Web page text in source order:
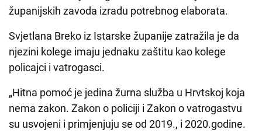
županijskih zavoda izradu potrebnog elaborata.
Svjetlana Breko iz Istarske županije zatražila je da
njezini kolege imaju jednaku zaštitu kao kolege
policajci i vatrogasci.
„Hitna pomoć je jedina žurna služba u Hrvtskoj koja
nema zakon. Zakon o policiji i Zakon o vatrogastvu
su usvojeni i primjenjuju se od 2019., i 2020.godine.